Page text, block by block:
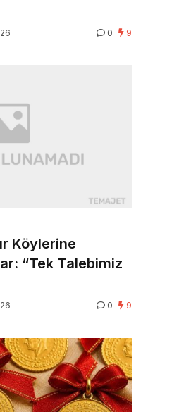
0 9
Köylerine
“Tek Talebimiz
0 9